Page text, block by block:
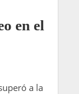
en el
a la